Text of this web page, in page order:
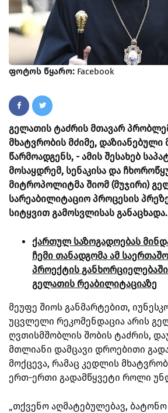
ფოტოს წყარო: Facebook
გელათის ტაძრის მთავარ
მხატვრობის მძიმე, დაზიანებული
წარმოადგენს, - ამის შესახებ
მოსაყდრემ, სენაკისა და
მიტროპოლიტმა შიომ (მუჯირი)
სარეაბილიტაციო პროცესის
სიტყვით გამოსვლისას განაცხადა.
ქართულ საზოგადოებას
ჩემი თანადგომა ამ
პროექტის
გელათის რეაბილიტაციაზე
მეუფე შიოს განმარტებით,
უცვლელი რეკომენდაცია არის
ღვთისმშობლის შობის ტაძრის,
მთლიანი დამცავი დროებითი
მოქცევა, რამაც კედლის
ერთ-ერთი გადამწყვეტი როლი
„თქვენო აღმატებულებავ,